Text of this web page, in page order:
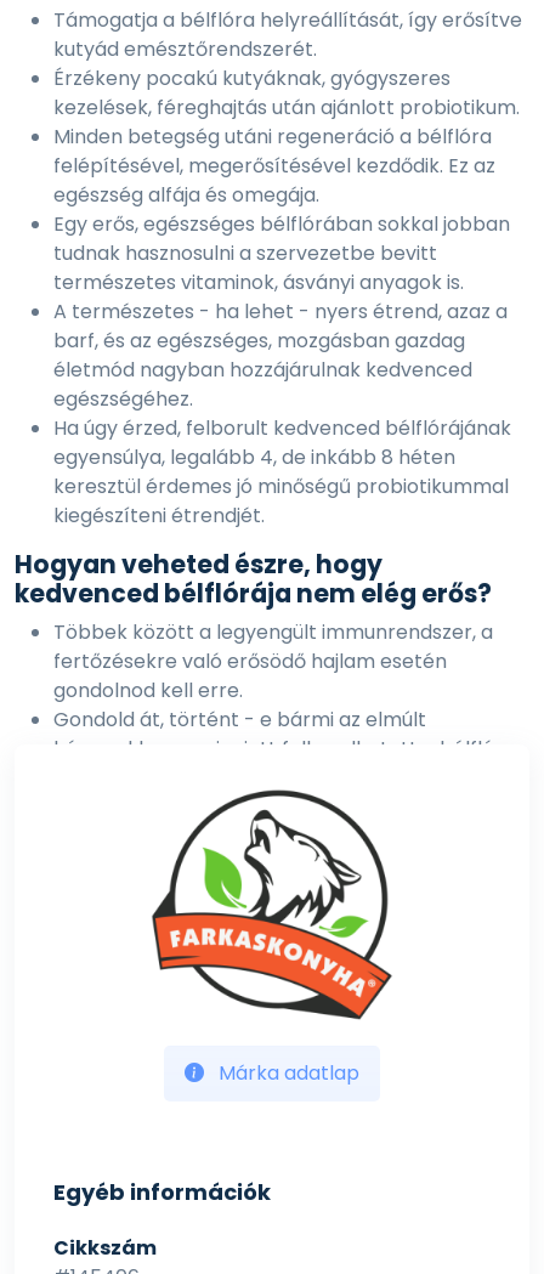
Támogatja a bélflóra helyreállítását, így erősítve
kutyád emésztőrendszerét.
Érzékeny pocakú kutyáknak, gyógyszeres
kezelések, féreghajtás után ajánlott probiotikum.
Minden betegség utáni regeneráció a bélflóra
felépítésével, megerősítésével kezdődik. Ez az
egészség alfája és omegája.
Egy erős, egészséges bélflórában sokkal jobban
tudnak hasznosulni a szervezetbe bevitt
természetes vitaminok, ásványi anyagok is.
A természetes - ha lehet - nyers étrend, azaz a
barf, és az egészséges, mozgásban gazdag
életmód nagyban hozzájárulnak kedvenced
egészségéhez.
Ha úgy érzed, felborult kedvenced bélflórájának
egyensúlya, legalább 4, de inkább 8 héten
keresztül érdemes jó minőségű probiotikummal
kiegészíteni étrendjét.
Hogyan veheted észre, hogy
kedvenced bélflórája nem elég erős?
Többek között a legyengült immunrendszer, a
fertőzésekre való erősödő hajlam esetén
gondolnod kell erre.
Gondold át, történt - e bármi az elmúlt
hónapokban, ami miatt felborulhatott a bélflóra
krónikus vagy vissza-visszatérő, kiújuló fertőzések
(az orrban, a hallójáratokban, bőrön-szőrön,
szájüregben) mind erre utalhatnak.
Nem véletlen, hogy mi emberek is legtöbbször
probiotikumot szedünk antibiotikumos kúrák alatt
és után. Legalább ilyen fontos ugyanez
kedvenceink esetén is.
Emellett, ha teheted, tápláld kedvenced
natúr joghurtot, amelyek élőflóra tartalma
Ajánlott napi adag:
- 10 kg testsúlyig: 1/2 mérőkanál (~1,75 g) / nap
Márka adatlap
Egyéb információk
Cikkszám